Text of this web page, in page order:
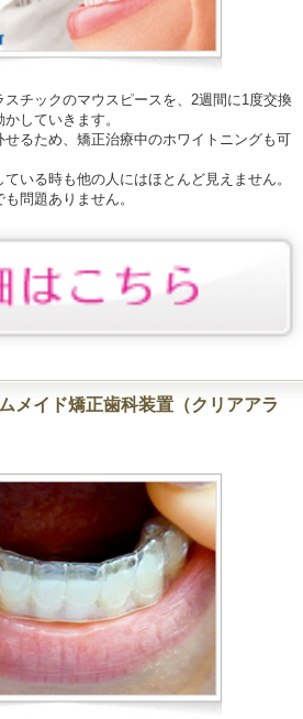
チックのマウスピースを、2週間に1度交換
していきます。
るため、矯正治療中のホワイトニングも可
いる時も他の人にはほとんど見えません。
問題ありません。
メイド矯正歯科装置（クリアアラ